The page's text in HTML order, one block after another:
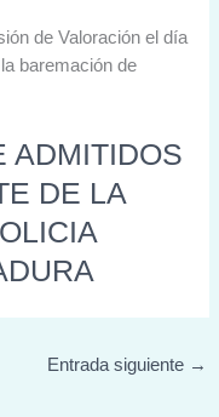
de Valoración el día
baremación de
ADMITIDOS
DE LA
Entrada siguiente →